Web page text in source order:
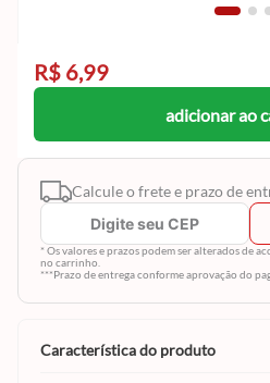
R$ 6,99
adicionar ao
Calcule o frete e prazo de
* Os valores e prazos podem ser alterados de
no carrinho.
***Prazo de entrega conforme aprovação do
característica do produto